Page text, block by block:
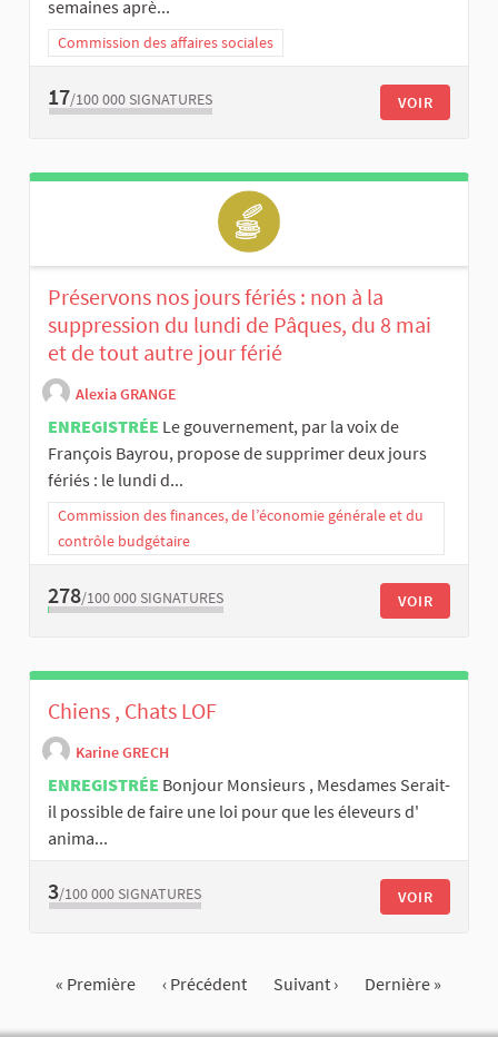
semaines aprè...
Commission des affaires sociales
17/100 000 SIGNATURES VOIR
Préservons nos jours fériés : non à la
suppression du lundi de Pâques, du 8 mai
et de tout autre jour férié
Alexia GRANGE
ENREGISTRÉE Le gouvernement, par la voix de
François Bayrou, propose de supprimer deux jours
fériés : le lundi d...
Commission des finances, de l’économie générale et du
contrôle budgétaire
278/100 000 SIGNATURES VOIR
Chiens , Chats LOF
Karine GRECH
ENREGISTRÉE Bonjour Monsieurs , Mesdames Serait-
il possible de faire une loi pour que les éleveurs d'
anima...
3/100 000 SIGNATURES VOIR
« Première ‹ Précédent Suivant › Dernière »